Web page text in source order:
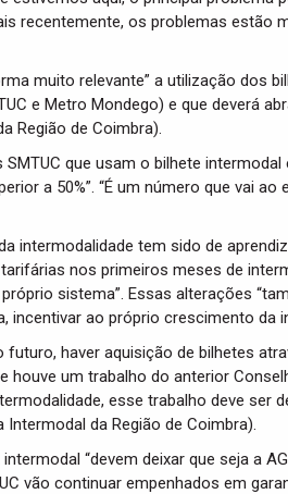
recentemente, os problemas estão
muito relevante” a utilização dos
e Metro Mondego) e que deverá
Região de Coimbra).
que usam o bilhete
a 50%”. “É um número que vai
intermodalidade tem sido de
nos primeiros meses de
sistema”. Essas alterações
incentivar ao próprio crescimento da
futuro, haver aquisição de bilhetes
houve um trabalho do anterior
esse trabalho deve ser
da Região de Coimbra).
“devem deixar que seja a
vão continuar empenhados em